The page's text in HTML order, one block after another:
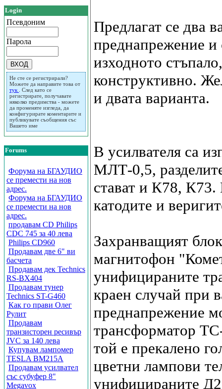
Login
Псевдоним
Парола
Не сте се регистрирали?
Можете да направите това от
тук
. След като се
регистрирате, получавате
няколко предимства - можете
да променяте изгледа, да
конфигурирате коментарите и
публикувате съобщения със
Вашето име
Forums
Форума на БГАУДИО
се премести на нов
адрес.
Форума на БГАУДИО
се премести на нов
адрес.
продавам CD Philips
CDC 745 за 40 лева
Philips CD960
Продавам две 6" ви
басчета
Продавам дек Technics
RS-BX404
Продавам тунер
Technics ST-G460
Как го прави Олег
Рулит
Продавам
транзисторен ресивър
JVC за 140 лева
Купувам лампомер
TESLA BM215A
Продавам усилвател
със субуфер 8"
Megavox
Предлагат се два
преднапрежение и
изходното
конструктивно.
и двата варианта.
В усилвателя са
МЛТ-0,5,
стават и К78, К73.
катодите и
Захранващият
магнитофон
унифицираните
краен случай при
преднапрежение
трансформатор
той е прекалено
цветни лампови
унифицираните